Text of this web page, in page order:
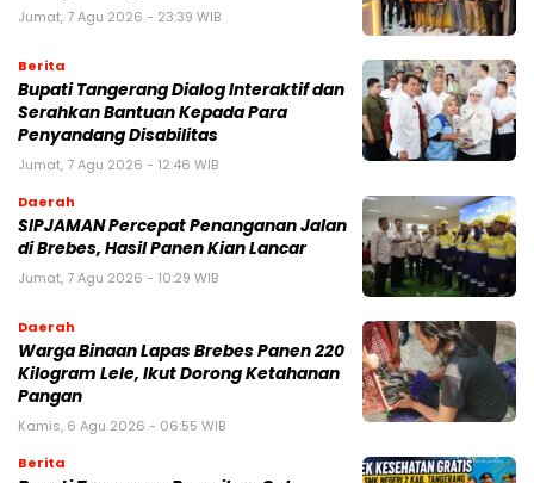
Jumat, 7 Agu 2026 - 23:39 WIB
Berita
Bupati Tangerang Dialog Interaktif dan
Serahkan Bantuan Kepada Para
Penyandang Disabilitas
Jumat, 7 Agu 2026 - 12:46 WIB
Daerah
SIPJAMAN Percepat Penanganan Jalan
di Brebes, Hasil Panen Kian Lancar
Jumat, 7 Agu 2026 - 10:29 WIB
Daerah
Warga Binaan Lapas Brebes Panen 220
Kilogram Lele, Ikut Dorong Ketahanan
Pangan
Kamis, 6 Agu 2026 - 06:55 WIB
Berita